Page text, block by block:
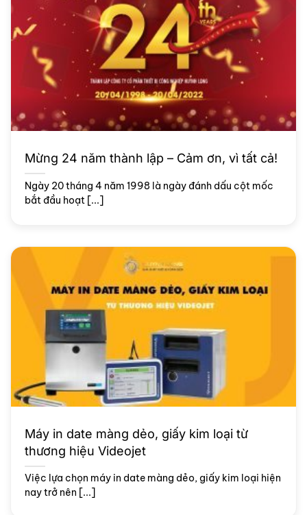
Mừng 24 năm thành lập – Cảm ơn, vì tất cả!
Ngày 20 tháng 4 năm 1998 là ngày đánh dấu cột mốc
bắt đầu hoạt [...]
Máy in date màng dẻo, giấy kim loại từ
thương hiệu Videojet
Việc lựa chọn máy in date màng dẻo, giấy kim loại hiện
nay trở nên [...]